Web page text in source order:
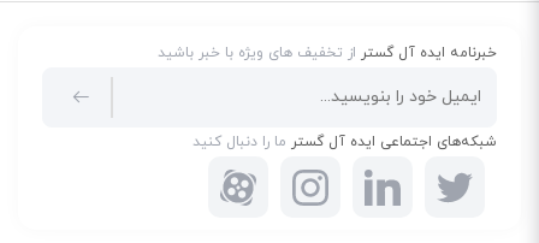
خبرنامه ایده آل گستر از تخفیف های ویژه با خبر باشید
شبکه‌های اجتماعی ایده آل گستر ما را دنبال کنید